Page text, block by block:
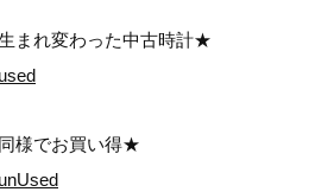
まれ変わった中古時計★
様でお買い得★